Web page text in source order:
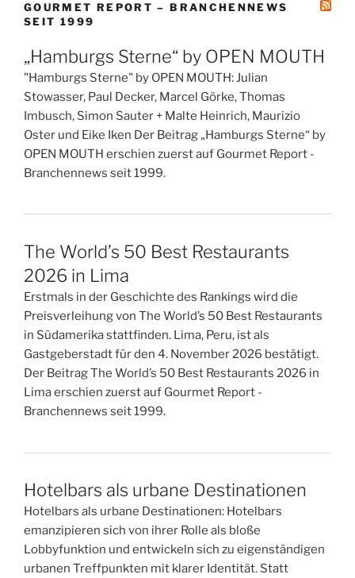
GOURMET REPORT – BRANCHENNEWS
SEIT 1999
„Hamburgs Sterne“ by OPEN MOUTH
"Hamburgs Sterne" by OPEN MOUTH: Julian
Stowasser, Paul Decker, Marcel Görke, Thomas
Imbusch, Simon Sauter + Malte Heinrich, Maurizio
Oster und Eike Iken Der Beitrag „Hamburgs Sterne“ by
OPEN MOUTH erschien zuerst auf Gourmet Report -
Branchennews seit 1999.
The World’s 50 Best Restaurants
2026 in Lima
Erstmals in der Geschichte des Rankings wird die
Preisverleihung von The World’s 50 Best Restaurants
in Südamerika stattfinden. Lima, Peru, ist als
Gastgeberstadt für den 4. November 2026 bestätigt.
Der Beitrag The World’s 50 Best Restaurants 2026 in
Lima erschien zuerst auf Gourmet Report -
Branchennews seit 1999.
Hotelbars als urbane Destinationen
Hotelbars als urbane Destinationen: Hotelbars
emanzipieren sich von ihrer Rolle als bloße
Lobbyfunktion und entwickeln sich zu eigenständigen
urbanen Treffpunkten mit klarer Identität. Statt